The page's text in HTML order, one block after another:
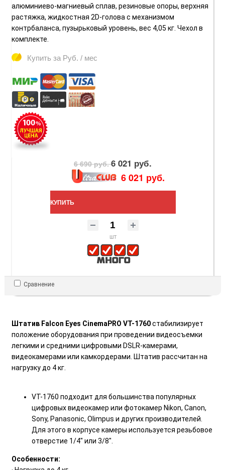
алюминиево-магниевый сплав, резиновые опоры, верхняя
растяжка, жидкостная 2D-голова с механизмом
контрбаланса, пузырьковый уровень, вес 4,05 кг. Чехол в
комплекте.
Купить за Руб. / мес
6 690 руб.6 021 руб.
6 021 руб.
КУПИТЬ
шт
Сравнение
Штатив Falcon Eyes CinemaPRO VT-1760стабилизирует
положение оборудования при проведении видеосъемки
легкими и средними цифровыми DSLR-камерами,
видеокамерами или камкордерами. Штатив рассчитан на
нагрузку до 4 кг.
VT-1760 подходит для большинства популярных
цифровых видеокамер или фотокамер Nikon, Canon,
Sony, Panasonic, Olimpus и других производителей.
Для этого в корпусе камеры используется резьбовое
отверстие 1/4" или 3/8".
Особенности: